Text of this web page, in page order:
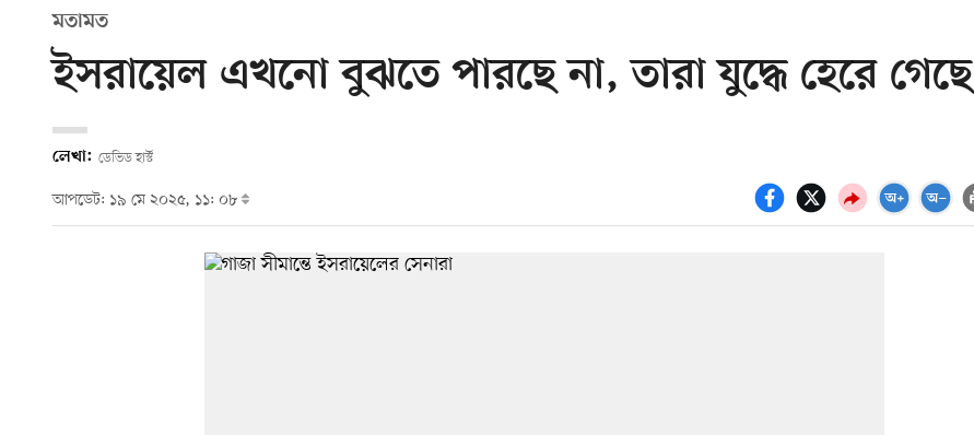
মতামত
ইসরায়েল এখনো বুঝতে পারছে না, তারা যুদ্ধে হেরে গেছে
লেখা: ডেভিড হার্স্ট
আপডেট: ১৯ মে ২০২৫, ১১: ০৮